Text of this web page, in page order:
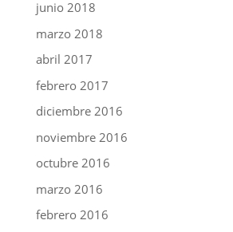
junio 2018
marzo 2018
abril 2017
febrero 2017
diciembre 2016
noviembre 2016
octubre 2016
marzo 2016
febrero 2016